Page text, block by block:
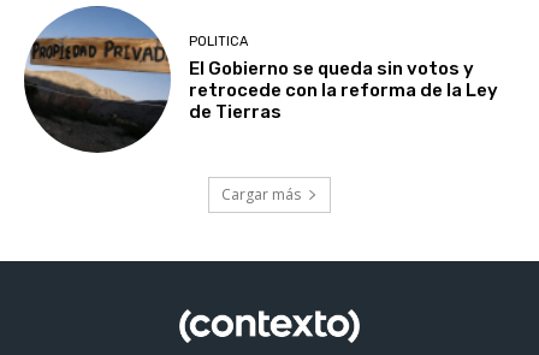
POLITICA
El Gobierno se queda sin votos y
retrocede con la reforma de la Ley
de Tierras
Cargar más